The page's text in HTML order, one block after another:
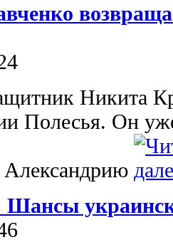
Никита
Полесья. Он
Александрию
Шансы